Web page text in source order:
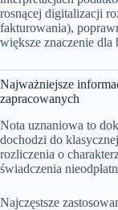
rosnącej digitalizacji
fakturowania),
większe znaczenie
Najważniejsze
zapracowanych
Nota uznaniowa to
dochodzi do
rozliczenia o
świadczenia
Najczęstsze